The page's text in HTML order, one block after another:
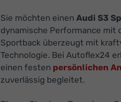
Sie möchten einen Audi S3
dynamische Performance mit
Sportback überzeugt mit
Technologie. Bei Autoflex24
einen festen persönlichen
zuverlässig begleitet.